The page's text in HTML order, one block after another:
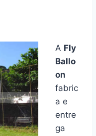
A Fly
Ballo
on
fabric
a e
entre
ga